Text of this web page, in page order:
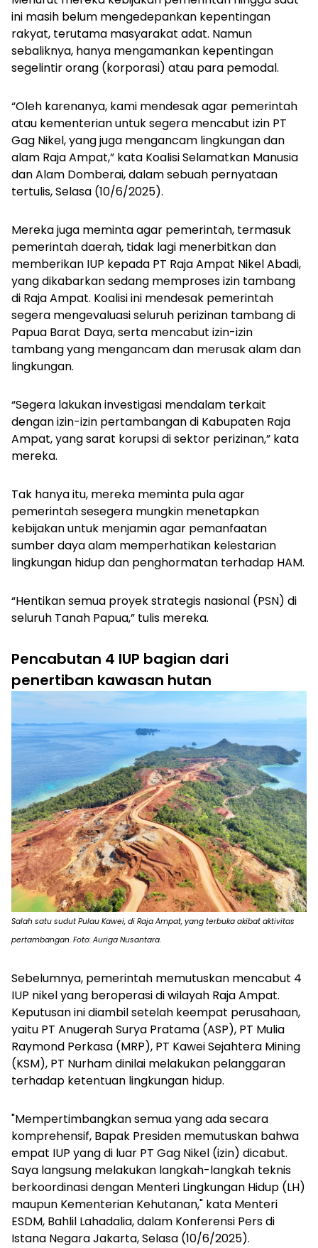
ini masih belum mengedepankan kepentingan
rakyat, terutama masyarakat adat. Namun
sebaliknya, hanya mengamankan kepentingan
segelintir orang (korporasi) atau para pemodal.
“Oleh karenanya, kami mendesak agar pemerintah
atau kementerian untuk segera mencabut izin PT
Gag Nikel, yang juga mengancam lingkungan dan
alam Raja Ampat,” kata Koalisi Selamatkan Manusia
dan Alam Domberai, dalam sebuah pernyataan
tertulis, Selasa (10/6/2025).
Mereka juga meminta agar pemerintah, termasuk
pemerintah daerah, tidak lagi menerbitkan dan
memberikan IUP kepada PT Raja Ampat Nikel Abadi,
yang dikabarkan sedang memproses izin tambang
di Raja Ampat. Koalisi ini mendesak pemerintah
segera mengevaluasi seluruh perizinan tambang di
Papua Barat Daya, serta mencabut izin-izin
tambang yang mengancam dan merusak alam dan
lingkungan.
“Segera lakukan investigasi mendalam terkait
dengan izin-izin pertambangan di Kabupaten Raja
Ampat, yang sarat korupsi di sektor perizinan,” kata
mereka.
Tak hanya itu, mereka meminta pula agar
pemerintah sesegera mungkin menetapkan
kebijakan untuk menjamin agar pemanfaatan
sumber daya alam memperhatikan kelestarian
lingkungan hidup dan penghormatan terhadap HAM.
“Hentikan semua proyek strategis nasional (PSN) di
seluruh Tanah Papua,” tulis mereka.
Pencabutan 4 IUP bagian dari
penertiban kawasan hutan
Salah satu sudut Pulau Kawei, di Raja Ampat, yang terbuka akibat aktivitas
pertambangan. Foto: Auriga Nusantara.
Sebelumnya, pemerintah memutuskan mencabut 4
IUP nikel yang beroperasi di wilayah Raja Ampat.
Keputusan ini diambil setelah keempat perusahaan,
yaitu PT Anugerah Surya Pratama (ASP), PT Mulia
Raymond Perkasa (MRP), PT Kawei Sejahtera Mining
(KSM), PT Nurham dinilai melakukan pelanggaran
terhadap ketentuan lingkungan hidup.
"Mempertimbangkan semua yang ada secara
komprehensif, Bapak Presiden memutuskan bahwa
empat IUP yang di luar PT Gag Nikel (izin) dicabut.
Saya langsung melakukan langkah-langkah teknis
berkoordinasi dengan Menteri Lingkungan Hidup (LH)
maupun Kementerian Kehutanan," kata Menteri
ESDM, Bahlil Lahadalia, dalam Konferensi Pers di
Istana Negara Jakarta, Selasa (10/6/2025).